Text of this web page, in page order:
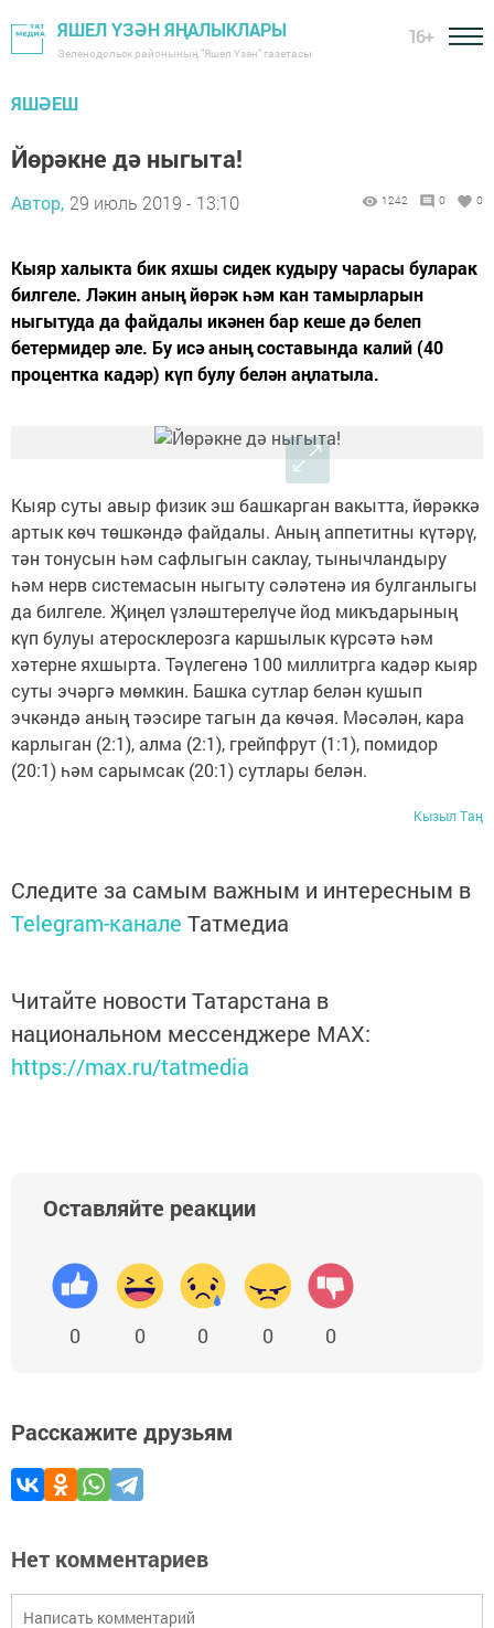
ЯШЕЛ ҮЗӘН ЯҢАЛЫКЛАРЫ
Зеленодольск районының "Яшел Үзән" газетасы
16+
ЯШӘЕШ
Йөрәкне дә ныгыта!
Автор, 29 июль 2019 - 13:10 1242 0 0
Кыяр халыкта бик яхшы сидек кудыру чарасы буларак
билгеле. Ләкин аның йөрәк һәм кан тамырларын
ныгытуда да файдалы икәнен бар кеше дә белеп
бетермидер әле. Бу исә аның составында калий (40
процентка кадәр) күп булу белән аңлатыла.
Кыяр суты авыр физик эш башкарган вакытта, йөрәккә
артык көч төшкәндә файдалы. Аның аппетитны күтәрү,
тән тонусын һәм сафлыгын саклау, тынычландыру
һәм нерв системасын ныгыту сәләтенә ия булганлыгы
да билгеле. Җиңел үзләштерелүче йод микъдарының
күп булуы атеросклерозга каршылык күрсәтә һәм
хәтерне яхшырта. Тәүлегенә 100 миллитрга кадәр кыяр
суты эчәргә мөмкин. Башка сутлар белән кушып
эчкәндә аның тәэсире тагын да көчәя. Мәсәлән, кара
карлыган (2:1), алма (2:1), грейпфрут (1:1), помидор
(20:1) һәм сарымсак (20:1) сутлары белән.
Кызыл Таң
Следите за самым важным и интересным в
Telegram-канале Татмедиа
Читайте новости Татарстана в
национальном мессенджере MАХ:
https://max.ru/tatmedia
Оставляйте реакции
0 0 0 0 0
Расскажите друзьям
Нет комментариев